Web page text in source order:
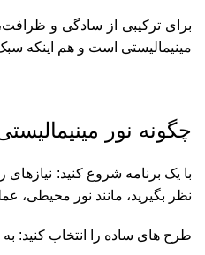
برای ترکیبی از سادگی و
مینیمالیستی است و هم اینکه
چگونه نور
با یک برنامه شروع کنید:
نظر بگیرید، مانند نور محیطی،
طرح های ساده را انتخاب کنید: